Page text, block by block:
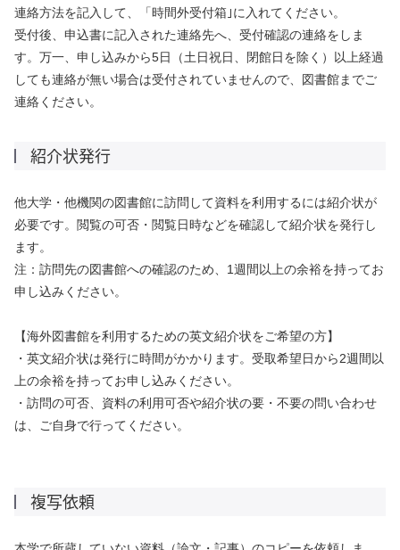
連絡方法を記入して、「時間外受付箱｣に入れてください。
受付後、申込書に記入された連絡先へ、受付確認の連絡をしま
す。万一、申し込みから5日（土日祝日、閉館日を除く）以上経過
しても連絡が無い場合は受付されていませんので、図書館までご
連絡ください。
紹介状発行
他大学・他機関の図書館に訪問して資料を利用するには紹介状が
必要です。閲覧の可否・閲覧日時などを確認して紹介状を発行し
ます。
注：訪問先の図書館への確認のため、1週間以上の余裕を持ってお
申し込みください。
【海外図書館を利用するための英文紹介状をご希望の方】
・英文紹介状は発行に時間がかかります。受取希望日から2週間以
上の余裕を持ってお申し込みください。
・訪問の可否、資料の利用可否や紹介状の要・不要の問い合わせ
は、ご自身で行ってください。
複写依頼